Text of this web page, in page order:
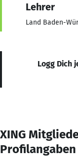
Lehrer
Land Baden-
Logg Dich
XING
Profilangaben